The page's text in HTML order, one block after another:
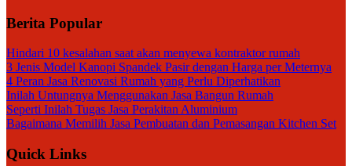
Berita Popular
Hindari 10 kesalahan saat akan menyewa kontraktor rumah
3 Jenis Model Kanopi Spandek Pasir dengan Harga per Meternya
4 Peran Jasa Renovasi Rumah yang Perlu Diperhatikan
Inilah Untungnya Menggunakan Jasa Bangun Rumah
Seperti Inilah Tugas Jasa Perakitan Aluminium
Bagaimana Memilih Jasa Pembuatan dan Pemasangan Kitchen Set
Quick Links